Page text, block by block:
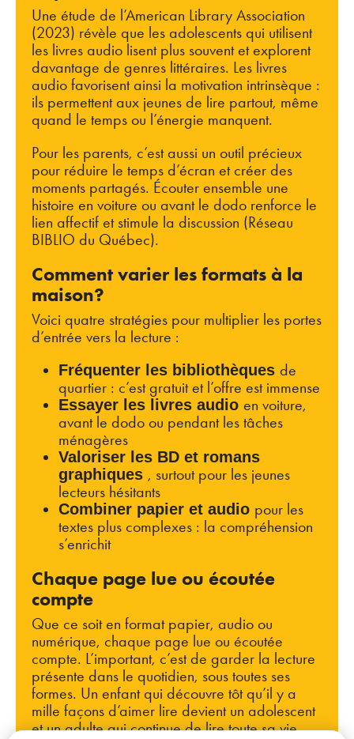
Une étude de l’American Library Association
(2023) révèle que les adolescents qui utilisent
les livres audio lisent plus souvent et explorent
davantage de genres littéraires. Les livres
audio favorisent ainsi la motivation intrinsèque :
ils permettent aux jeunes de lire partout, même
quand le temps ou l’énergie manquent.
Pour les parents, c’est aussi un outil précieux
pour réduire le temps d’écran et créer des
moments partagés. Écouter ensemble une
histoire en voiture ou avant le dodo renforce le
lien affectif et stimule la discussion (Réseau
BIBLIO du Québec).
Comment varier les formats à la
maison?
Voici quatre stratégies pour multiplier les portes
d’entrée vers la lecture :
Fréquenter les bibliothèques de
quartier : c’est gratuit et l’offre est immense
Essayer les livres audio en voiture,
avant le dodo ou pendant les tâches
ménagères
Valoriser les BD et romans
graphiques , surtout pour les jeunes
lecteurs hésitants
Combiner papier et audio pour les
textes plus complexes : la compréhension
s’enrichit
Chaque page lue ou écoutée
compte
Que ce soit en format papier, audio ou
numérique, chaque page lue ou écoutée
compte. L’important, c’est de garder la lecture
présente dans le quotidien, sous toutes ses
formes. Un enfant qui découvre tôt qu’il y a
mille façons d’aimer lire devient un adolescent
et un adulte qui continue de lire toute sa vie.